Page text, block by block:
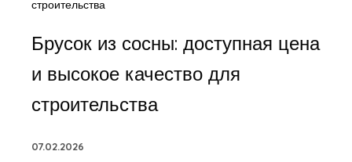
строительства
Брусок из сосны: доступная цена
и высокое качество для
строительства
07.02.2026